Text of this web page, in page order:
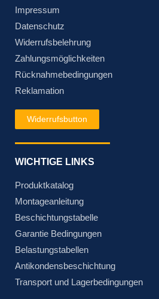
Impressum
Datenschutz
Widerrufsbelehrung
Zahlungsmöglichkeiten
Rücknahmebedingungen
Reklamation
Widerrufsbutton
WICHTIGE LINKS
Produktkatalog
Montageanleitung
Beschichtungstabelle
Garantie Bedingungen
Belastungstabellen
Antikondensbeschichtung
Transport und Lagerbedingungen